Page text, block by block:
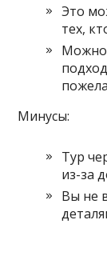
Это
тех,
Можно
Минусы:
Тур
из-за
Вы не